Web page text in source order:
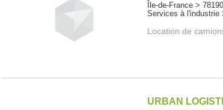
Île-de-France >
Services à l'industrie
Location de
URBAN